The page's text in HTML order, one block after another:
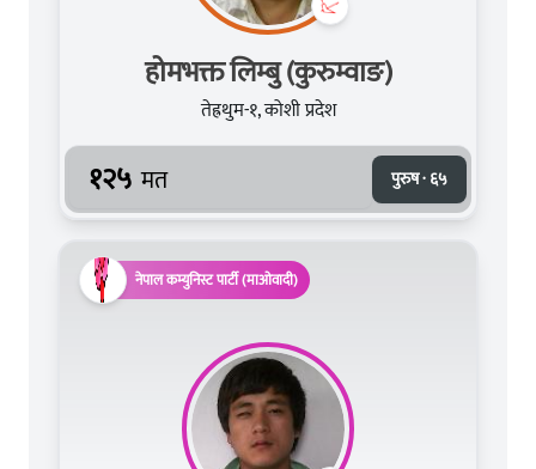
होमभक्त लिम्बु (कुरुम्वाङ)
तेह्रथुम-१, कोशी प्रदेश
१२५ मत पुरुष · ६५
नेपाल कम्युनिस्ट पार्टी (माओवादी)